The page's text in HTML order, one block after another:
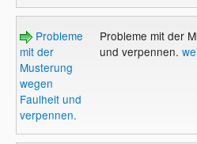
Probleme
mit der
Musterung
wegen
Faulheit und
verpennen.
Probleme mit der
und verpennen.